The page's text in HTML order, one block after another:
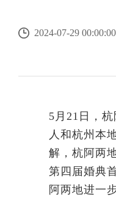
2024-07-29
5月21日，
人和杭州本
解，杭阿两
第四届婚典
阿两地进一